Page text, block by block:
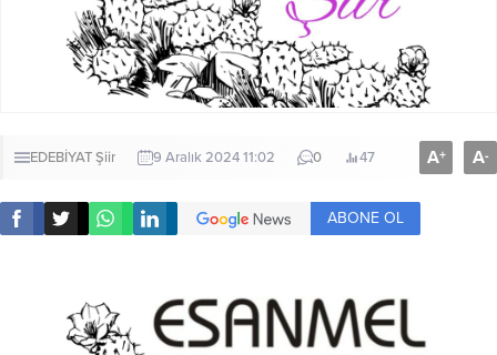
EDEBİYATŞiir 9 Aralık 2024 11:02 0 47 A+ A-
ABONE OL